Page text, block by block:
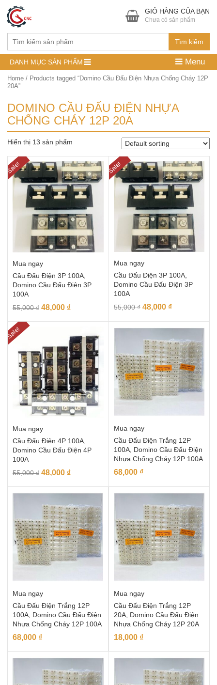
Tìm kiếm
GIỎ HÀNG CỦA BẠN
Chưa có sản phẩm
DANH MỤC SẢN PHẨM Menu
Home / Products tagged “Domino Cầu Đấu Điện Nhựa Chống Cháy 12P
20A”
DOMINO CẦU ĐẤU ĐIỆN NHỰA
CHỐNG CHÁY 12P 20A
Hiển thị 13 sản phẩm
Sale!
Mua ngay
Cầu Đấu Điện 3P 100A,
Domino Cầu Đấu Điện 3P
100A
55,000₫ 48,000 ₫
Sale!
Mua ngay
Cầu Đấu Điện 3P 100A,
Domino Cầu Đấu Điện 3P
100A
55,000₫ 48,000 ₫
Sale!
Mua ngay
Cầu Đấu Điện 4P 100A,
Domino Cầu Đấu Điện 4P
100A
55,000₫ 48,000 ₫
Mua ngay
Cầu Đấu Điện Trắng 12P
100A, Domino Cầu Đấu Điện
Nhựa Chống Cháy 12P 100A
68,000 ₫
Mua ngay
Cầu Đấu Điện Trắng 12P
100A, Domino Cầu Đấu Điện
Nhựa Chống Cháy 12P 100A
68,000 ₫
Mua ngay
Cầu Đấu Điện Trắng 12P
20A, Domino Cầu Đấu Điện
Nhựa Chống Cháy 12P 20A
18,000 ₫